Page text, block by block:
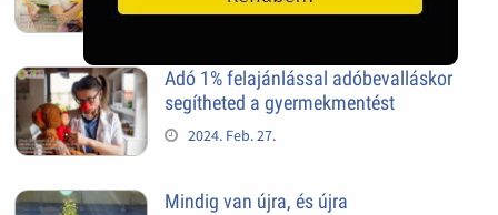
2024. Feb. 27.
Adó 1% felajánlással adóbevalláskor
segítheted a gyermekmentést
2024. Feb. 27.
Mindig van újra, és újra